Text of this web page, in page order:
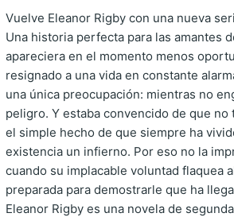
Vuelve Eleanor Rigby con una nueva
Una historia perfecta para las amantes
apareciera en el momento menos
resignado a una vida en constante
una única preocupación: mientras no
peligro. Y estaba convencido de que
el simple hecho de que siempre ha
existencia un infierno. Por eso no la
cuando su implacable voluntad flaquea
preparada para demostrarle que ha
Eleanor Rigby es una novela de